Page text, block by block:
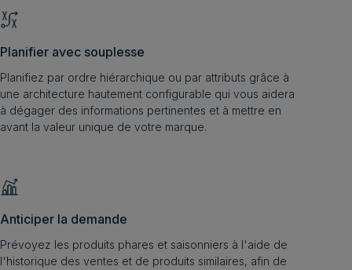
Planifier avec souplesse
Planifiez par ordre hiérarchique ou par attributs grâce à
une architecture hautement configurable qui vous aidera
à dégager des informations pertinentes et à mettre en
avant la valeur unique de votre marque.
Anticiper la demande
Prévoyez les produits phares et saisonniers à l'aide de
l'historique des ventes et de produits similaires, afin de